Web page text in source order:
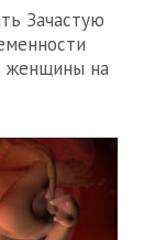
Зачастую
женщины на